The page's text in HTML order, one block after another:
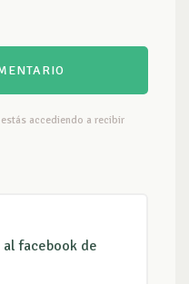
accediendo a recibir
facebook de